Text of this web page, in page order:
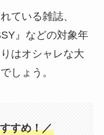
ている雑誌、
』などの対象年
はオシャレな大
しょう。
すめ！／